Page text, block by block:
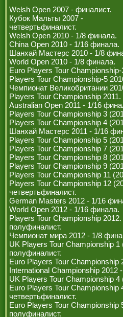
ЛЕГЕНДЫ
Welsh Open 2007 - финалист.
Кубок Мальты 2007 -
четвертьфиналист.
Welsh Open 2010 - 1/8 финала.
China Open 2010 - 1/16 финала.
Шанхай Мастерс 2010 - 1/8
World Open 2010 - 1/8 финала.
Euro Players Tour
Players Tour Championship-5
Чемпионат Великобритании
Players Tour Championship
Australian Open 2011 - 1/16
Players Tour Championship 3
Players Tour Championship 4
Шанхай Мастерс 2011 - 1/16
Players Tour Championship 5
Players Tour Championship 7
Players Tour Championship 8
Players Tour Championship 9
Players Tour Championship 11
Players Tour Championship 12
четвертьфиналист.
German Masters 2012 - 1/16
World Open 2012 - 1/16 финала.
Players Tour Championship
полуфиналист.
Чемпионат мира 2012 - 1/8
UK Players Tour Championship 1
полуфиналист.
Euro Players Tour
International Championship 2012
UK Players Tour Championship
Euro Players Tour Championship
четвертьфиналист.
Euro Players Tour Championship
полуфиналист.